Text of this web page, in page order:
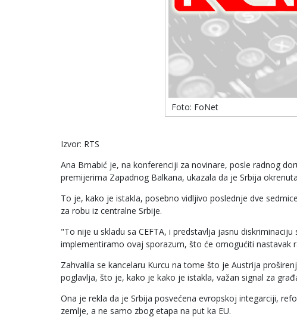
Foto: FoNet
Izvor: RTS
Ana Brnabić je, na konferenciji za novinare, posle radnog
premijerima Zapadnog Balkana, ukazala da je Srbija
To je, kako je istakla, posebno vidljivo poslednje dve
za robu iz centralne Srbije.
"To nije u skladu sa CEFTA, i predstavlja jasnu
implementiramo ovaj sporazum, što će omogućiti
Zahvalila se kancelaru Kurcu na tome što je Austrija
poglavlja, što je, kako je kako je istakla, važan signal za
Ona je rekla da je Srbija posvećena evropskoj integarciji,
zemlje, a ne samo zbog etapa na put ka EU.